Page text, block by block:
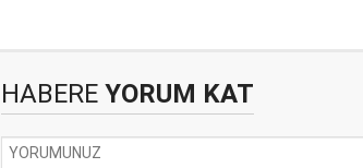
HABERE YORUM KAT